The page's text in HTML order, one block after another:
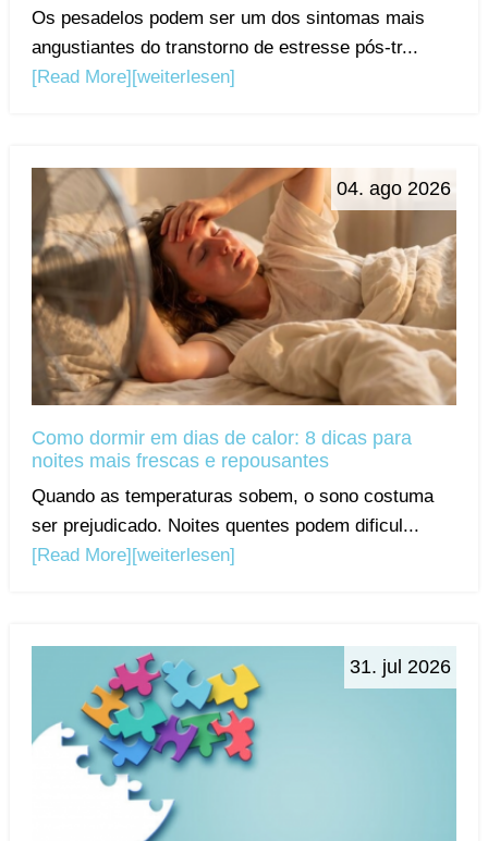
Os pesadelos podem ser um dos sintomas mais
angustiantes do transtorno de estresse pós-tr...
[Read More] [weiterlesen]
04. ago 2026
Como dormir em dias de calor: 8 dicas para
noites mais frescas e repousantes
Quando as temperaturas sobem, o sono costuma
ser prejudicado. Noites quentes podem dificul...
[Read More] [weiterlesen]
31. jul 2026